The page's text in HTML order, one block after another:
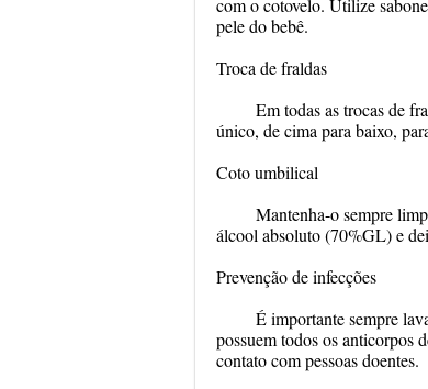
com o cotovelo. Utilize
pele do bebê.
Troca de fraldas
Em todas as trocas de
único, de cima para baixo,
Coto umbilical
Mantenha-o sempre
álcool absoluto (70%GL) e
Prevenção de infecções
É importante sempre
possuem todos os anticorpos
contato com pessoas doentes.